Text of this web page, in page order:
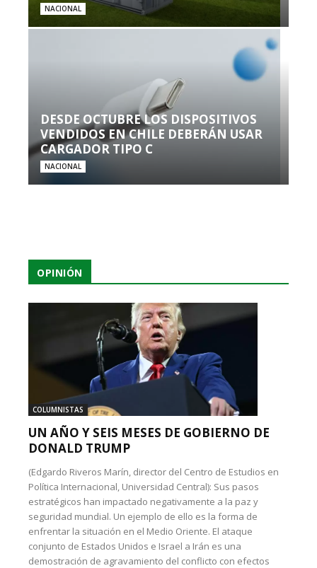
NACIONAL
DESDE OCTUBRE LOS DISPOSITIVOS
VENDIDOS EN CHILE DEBERÁN USAR
CARGADOR TIPO C
NACIONAL
OPINIÓN
COLUMNISTAS
UN AÑO Y SEIS MESES DE GOBIERNO DE
DONALD TRUMP
(Edgardo Riveros Marín, director del Centro de Estudios en
Política Internacional, Universidad Central): Sus pasos
estratégicos han impactado negativamente a la paz y
seguridad mundial. Un ejemplo de ello es la forma de
enfrentar la situación en el Medio Oriente. El ataque
conjunto de Estados Unidos e Israel a Irán es una
demostración de agravamiento del conflicto con efectos